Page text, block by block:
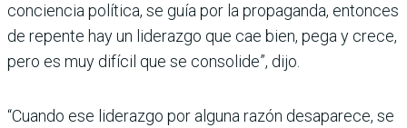
conciencia política, se guía por la propaganda, enton­ces
de repente hay un lide­razgo que cae bien, pega y crece,
pero es muy difícil que se consolide”, dijo.
“Cuando ese liderazgo por alguna razón desaparece, se